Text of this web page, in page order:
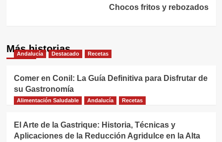
Chocos fritos y rebozados
Más historias
Andalucía Destacado Recetas
Comer en Conil: La Guía Definitiva para Disfrutar de
su Gastronomía
Alimentación Saludable Andalucía Recetas
El Arte de la Gastrique: Historia, Técnicas y
Aplicaciones de la Reducción Agridulce en la Alta